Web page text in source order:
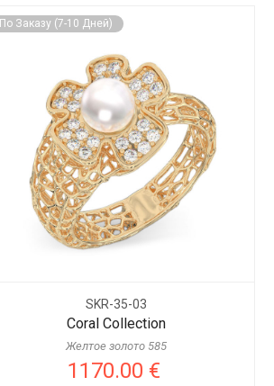
По Заказу (7-10 Дней)
SKR-35-03
Coral Collection
Желтое золото 585
1170.00 €